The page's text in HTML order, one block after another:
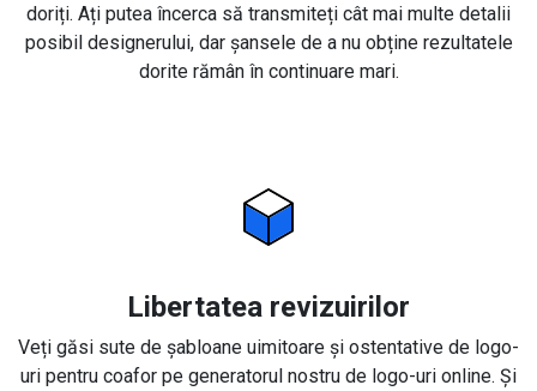
doriți. Ați putea încerca să transmiteți cât mai multe detalii
posibil designerului, dar șansele de a nu obține rezultatele
dorite rămân în continuare mari.
Libertatea revizuirilor
Veți găsi sute de șabloane uimitoare și ostentative de logo-
uri pentru coafor pe generatorul nostru de logo-uri online. Și